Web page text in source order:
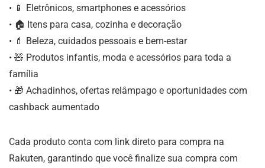
• 📱 Eletrônicos, smartphones e acessórios
• 🏠 Itens para casa, cozinha e decoração
• 💄 Beleza, cuidados pessoais e bem-estar
• 🧸 Produtos infantis, moda e acessórios para toda a
família
• 🎁 Achadinhos, ofertas relâmpago e oportunidades com
cashback aumentado
Cada produto conta com link direto para compra na
Rakuten, garantindo que você finalize sua compra com